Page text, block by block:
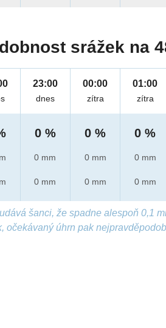
srážek na
23:00
dnes
0 %
0 mm
0 mm
00:00
zítra
0 %
0 mm
0 mm
01:00
zítra
0 %
0 mm
0 mm
šanci, že spadne alespoň 0,1
očekávaný úhrn pak